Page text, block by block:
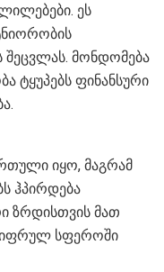
ეს
შეცვლას. მონდომება
ტყუპებს ფინანსური
იყო, მაგრამ
ჰპირდება
ზრდისთვის მათ
სფეროში